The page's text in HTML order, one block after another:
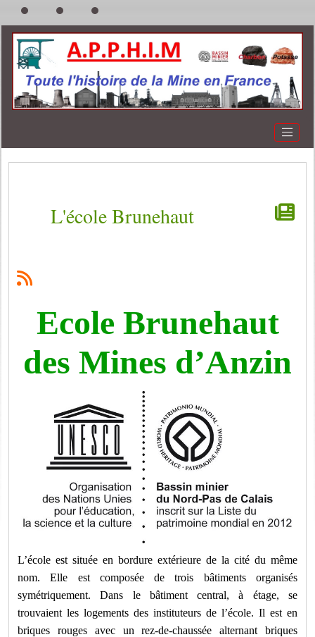
L'école Brunehaut
Ecole Brunehaut
des Mines d’Anzin
L’école est située en bordure extérieure de la cité du même
nom. Elle est composée de trois bâtiments organisés
symétriquement. Dans le bâtiment central, à étage, se
trouvaient les logements des instituteurs de l’école. Il est en
briques rouges avec un rez-de-chaussée alternant briques